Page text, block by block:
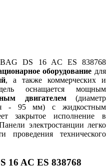
DS 16 AC ES 838768
оборудование для
, а также коммерческих и
оснащается мощным
двигателем(диаметр
- 95 мм) с жидкостным
закрытое исполнение в
электростанции легко
проведения технического
16 AC ES 838768